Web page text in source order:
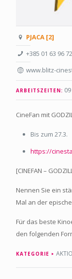
PJACA [2]
+385 01 63 96
www.blitz-
ARBEITSZEITEN:
CineFan mit
Bis zum 27.3.
https://
[CINEFAN –
Nennen Sie ein
Mal an der
Für das beste
den folgenden
KATEGORIE